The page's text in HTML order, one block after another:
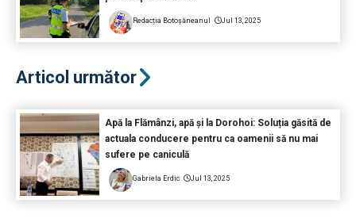
Redacția Botoșăneanul Jul 13, 2025
Articol următor
Apă la Flămânzi, apă și la Dorohoi: Soluția găsită de
actuala conducere pentru ca oamenii să nu mai
sufere pe caniculă
Gabriela Erdic Jul 13, 2025